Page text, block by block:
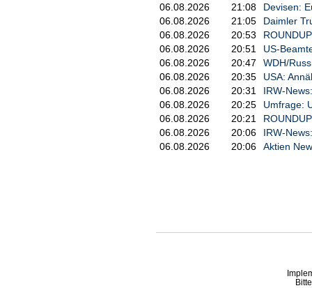
06.08.2026
21:08
Devisen:
06.08.2026
21:05
Daimler
06.08.2026
20:53
06.08.2026
20:51
US-
06.08.2026
20:47
WDH/
06.08.2026
20:35
USA:
06.08.2026
20:31
IRW-
06.08.2026
20:25
Umfrage:
06.08.2026
20:21
06.08.2026
20:06
IRW-
06.08.2026
20:06 Aktien